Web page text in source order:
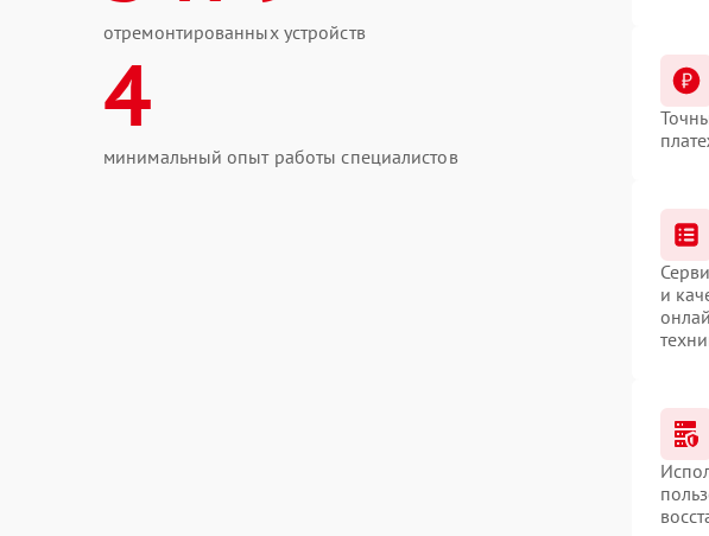
отремонтированных устройств
4
минимальный опыт работы специалистов
и